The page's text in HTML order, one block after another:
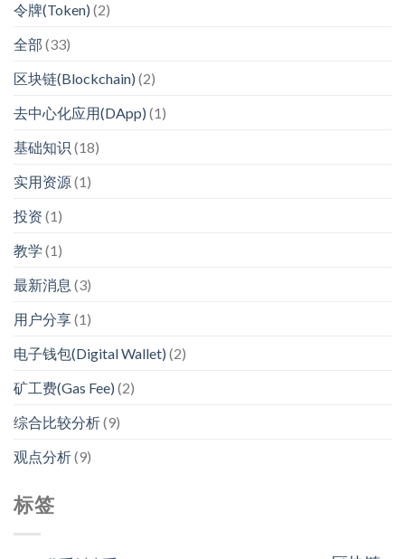
令牌(Token) (2)
全部 (33)
区块链(Blockchain) (2)
去中心化应用(DApp) (1)
基础知识 (18)
实用资源(1)
投资 (1)
教学 (1)
最新消息 (3)
用户分享(1)
电子钱包(Digital Wallet) (2)
矿工费(Gas Fee) (2)
综合比较分析(9)
观点分析(9)
标签